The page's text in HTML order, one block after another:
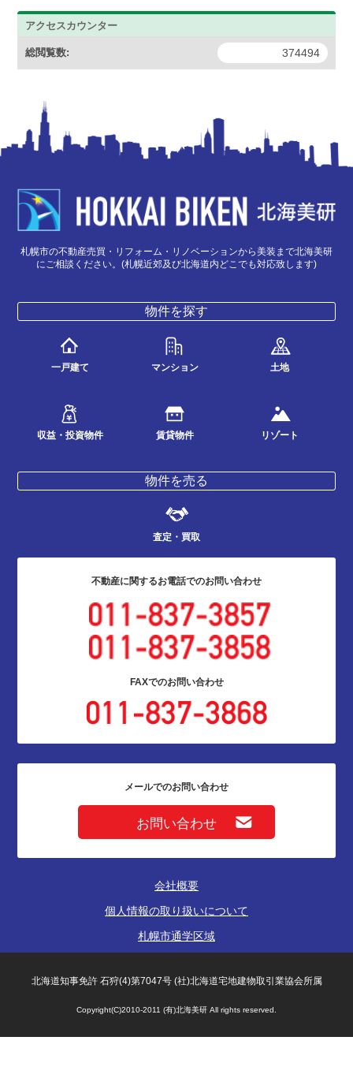
アクセスカウンター
374494
総閲覧数:
札幌市の不動産売買・リフォーム・リノベーションから美装まで北海美研
にご相談ください。(札幌近郊及び北海道内どこでも対応致します)
物件を探す
一戸建て マンション 土地
収益・投資物件 賃貸物件 リゾート
物件を売る
査定・買取
不動産に関するお電話でのお問い合わせ
FAXでのお問い合わせ
メールでのお問い合わせ
お問い合わせ
会社概要
個人情報の取り扱いについて
札幌市通学区域
北海道知事免許 石狩(4)第7047号 (社)北海道宅地建物取引業協会所属
Copyright(C)2010-2011 (有)北海美研 All rights reserved.